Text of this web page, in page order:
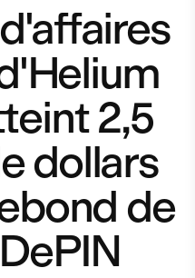
2,5
dollars
de